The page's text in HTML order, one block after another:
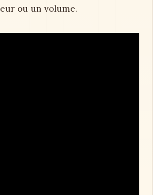
ou un volume.